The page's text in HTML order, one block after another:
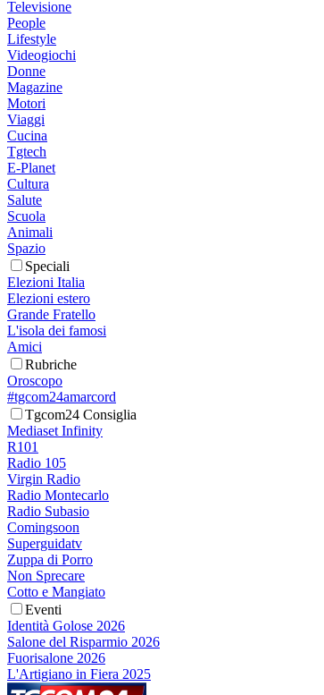
Televisione
People
Lifestyle
Videogiochi
Donne
Magazine
Motori
Viaggi
Cucina
Tgtech
E-Planet
Cultura
Salute
Scuola
Animali
Spazio
Speciali
Elezioni Italia
Elezioni estero
Grande Fratello
L'isola dei famosi
Amici
Rubriche
Oroscopo
#tgcom24amarcord
Tgcom24 Consiglia
Mediaset Infinity
R101
Radio 105
Virgin Radio
Radio Montecarlo
Radio Subasio
Comingsoon
Superguidatv
Zuppa di Porro
Non Sprecare
Cotto e Mangiato
Eventi
Identità Golose 2026
Salone del Risparmio 2026
Fuorisalone 2026
L'Artigiano in Fiera 2025